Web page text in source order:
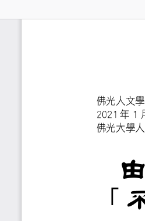
佛光
2021
佛光
｢